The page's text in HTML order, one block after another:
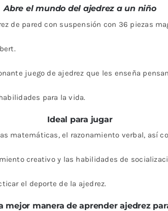
Abre el mundo del ajedrez a un niño
de pared con suspensión con 36 piezas
juego de ajedrez que les enseña
para la vida.
Ideal para jugar
matemáticas, el razonamiento verbal, así
creativo y las habilidades de
el deporte de la ajedrez.
mejor manera de aprender ajedrez